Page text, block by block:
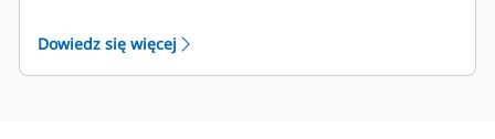
Tablica synoptyczna z dostępnym źródłem i
podłączonym wskaźnikiem LED
Dowiedz się więcej